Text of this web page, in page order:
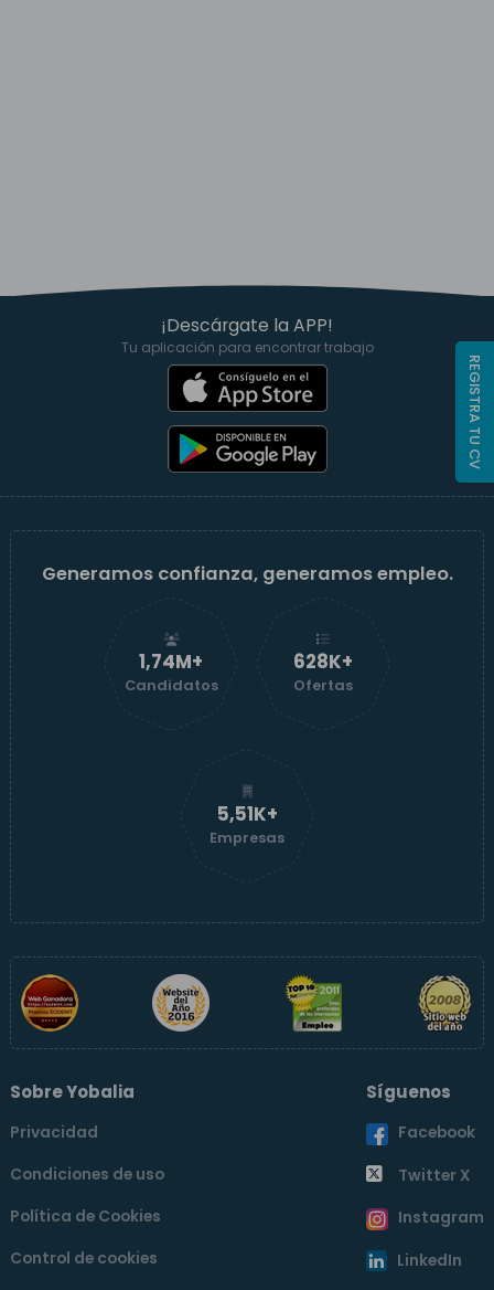
¡Descárgate la APP!
Tu aplicación para encontrar trabajo
Generamos confianza, generamos empleo.
1,74M+
Candidatos
629K+
Ofertas
5,52K+
Empresas
Sobre Yobalia
Privacidad
Condiciones de uso
Política de Cookies
Control de cookies
Síguenos
Facebook
Twitter X
Instagram
LinkedIn
REGISTRA TU CV